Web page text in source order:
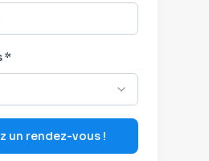
*
un rendez-vous !